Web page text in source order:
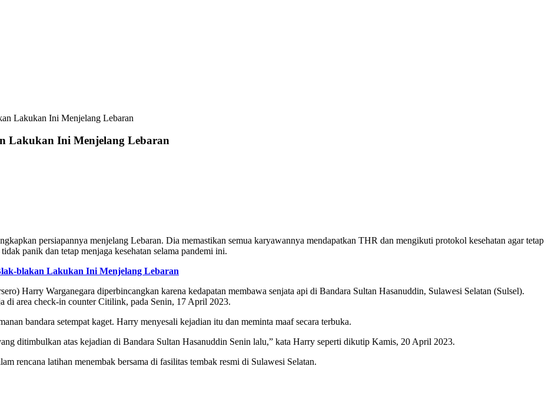
Lakukan Ini Menjelang Lebaran
Lakukan Ini Menjelang Lebaran
persiapannya menjelang Lebaran. Dia memastikan semua karyawannya mendapatkan THR dan mengikuti protokol kesehatan agar tetap
panik dan tetap menjaga kesehatan selama pandemi ini.
blakan Lakukan Ini Menjelang Lebaran
Harry Warganegara diperbincangkan karena kedapatan membawa senjata api di Bandara Sultan Hasanuddin, Sulawesi Selatan (Sulsel).
di area check-in counter Citilink, pada Senin, 17 April 2023.
bandara setempat kaget. Harry menyesali kejadian itu dan meminta maaf secara terbuka.
ditimbulkan atas kejadian di Bandara Sultan Hasanuddin Senin lalu,” kata Harry seperti dikutip Kamis, 20 April 2023.
rencana latihan menembak bersama di fasilitas tembak resmi di Sulawesi Selatan.